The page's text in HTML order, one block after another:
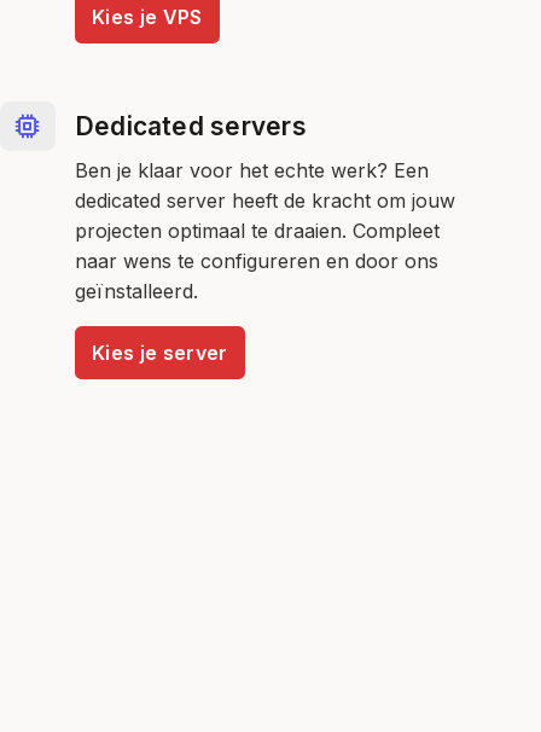
Kies je VPS
Dedicated servers
Ben je klaar voor het echte werk? Een
dedicated server heeft de kracht om jouw
projecten optimaal te draaien. Compleet
naar wens te configureren en door ons
geïnstalleerd.
Kies je server